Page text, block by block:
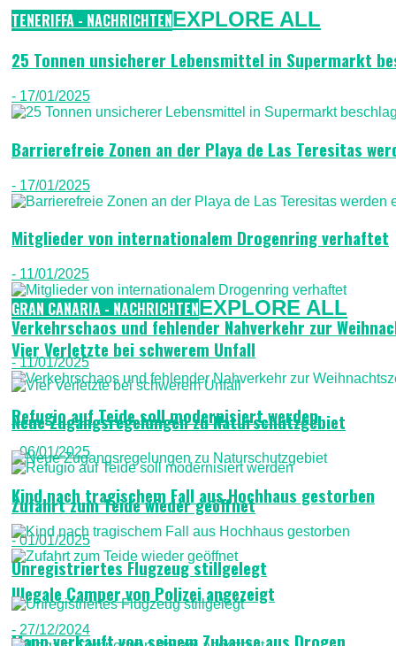
TENERIFFA - NACHRICHTENEXPLORE ALL
25 Tonnen unsicherer Lebensmittel in Supermarkt
- 17/01/2025
Barrierefreie Zonen an der Playa de Las Teresitas
- 17/01/2025
Mitglieder von internationalem Drogenring verhaftet
- 11/01/2025
Verkehrschaos und fehlender Nahverkehr zur
- 11/01/2025
Refugio auf Teide soll modernisiert werden
- 06/01/2025
Zufahrt zum Teide wieder geöffnet
- 01/01/2025
Illegale Camper von Polizei angezeigt
- 27/12/2024
GRAN CANARIA - NACHRICHTENEXPLORE ALL
Vier Verletzte bei schwerem Unfall
Neue Zugangsregelungen zu Naturschutzgebiet
Kind nach tragischem Fall aus Hochhaus gestorben
Unregistriertes Flugzeug stillgelegt
Mann verkauft von seinem Zuhause aus Drogen